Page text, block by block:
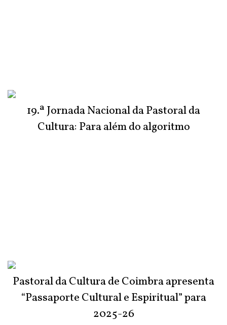
19.ª Jornada Nacional da Pastoral da
Cultura: Para além do algoritmo
Pastoral da Cultura de Coimbra apresenta
“Passaporte Cultural e Espiritual” para
2025-26